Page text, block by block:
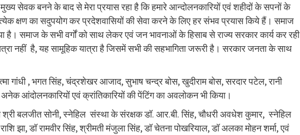
सेवक बनने के बाद से मेरा प्रयास रहा है कि हमारे आन्दोलनकारियों एवं शहीदों के सपनों के
क्षण का सदुपयोग कर प्रदेशवासियों की सेवा करने के लिए हर संभव प्रयास किये हैं। समाज
समाज के सभी वर्गों को साथ लेकर एवं जन भावनाओं के हिसाब से राज्य सरकार कार्य कर रही
नहीं है, यह सामूहिक यात्रा है जिसमें सभी की सहभागिता जरूरी है। सरकार जनता के साथ
गांधी , भगत सिंह, चंद्रशेखर आजाद, सुभाष चन्द्र बोस, खुदीराम बोस, सरदार पटेल, रानी
आंदोलनकारियों एवं क्रांतिकारियों की पेंटिंग का अवलोकन भी किया।
श्री बलजीत सोनी, स्नेहिल संस्था के संरक्षक डॉ. आर.बी. सिंह, चौधरी अवधेश कुमार, स्नेहिल
झा, डॉ रामवीर सिंह, श्रीमती मंजुला सिंह, डॉ चेतना पोखरियाल, डॉ अलका मोहन शर्मा, एवं